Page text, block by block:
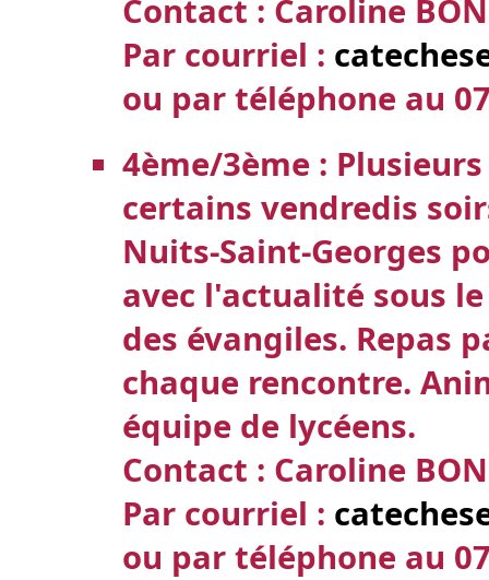
Contact : Caroline
Par courriel :
ou par téléphone au
4ème/3ème :
certains vendredis
Nuits-Saint-Georges
avec l'actualité sous
des évangiles. Repas
chaque rencontre.
équipe de lycéens.
Contact : Caroline
Par courriel :
ou par téléphone au